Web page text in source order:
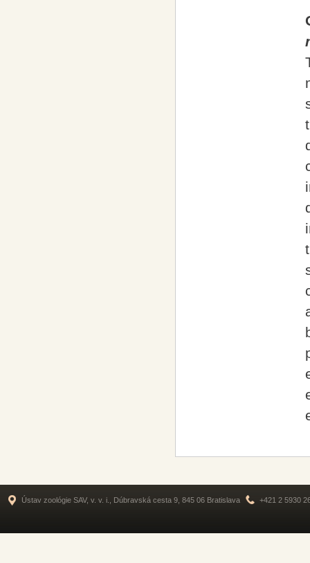
Ústav zoológie SAV, v. v. i., Dúbravská cesta 9, 845 06 Bratislava +421 2 5930